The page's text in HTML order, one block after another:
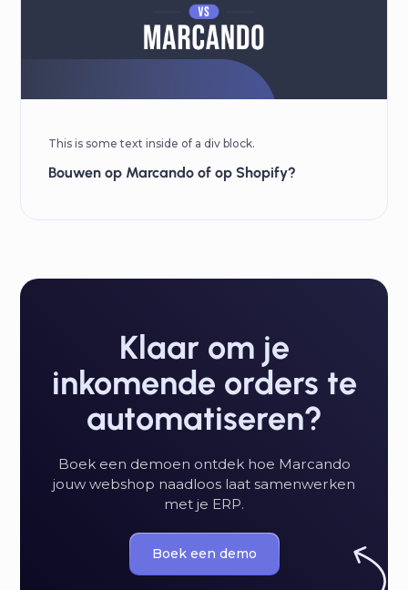
This is some text inside of a div block.
Bouwen op Marcando of op Shopify?
Klaar om je
inkomende orders te
automatiseren?
Boek een demoen ontdek hoe Marcando
jouw webshop naadloos laat samenwerken
met je ERP.
Boek een demo